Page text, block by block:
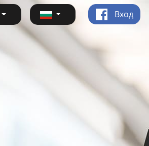
Вход